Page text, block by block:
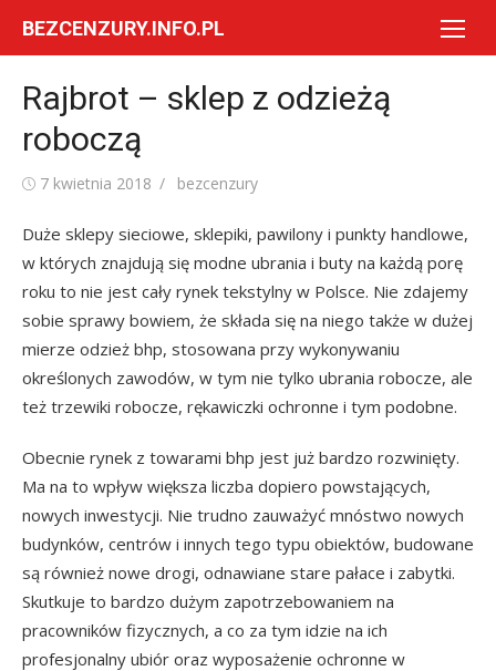
BEZCENZURY.INFO.PL
Rajbrot – sklep z odzieżą
roboczą
Posted
7 kwietnia 2018 Author
bezcenzury
Duże sklepy sieciowe, sklepiki, pawilony i punkty handlowe,
w których znajdują się modne ubrania i buty na każdą porę
roku to nie jest cały rynek tekstylny w Polsce. Nie zdajemy
sobie sprawy bowiem, że składa się na niego także w dużej
mierze odzież bhp, stosowana przy wykonywaniu
określonych zawodów, w tym nie tylko ubrania robocze, ale
też trzewiki robocze, rękawiczki ochronne i tym podobne.
Obecnie rynek z towarami bhp jest już bardzo rozwinięty.
Ma na to wpływ większa liczba dopiero powstających,
nowych inwestycji. Nie trudno zauważyć mnóstwo nowych
budynków, centrów i innych tego typu obiektów, budowane
są również nowe drogi, odnawiane stare pałace i zabytki.
Skutkuje to bardzo dużym zapotrzebowaniem na
pracowników fizycznych, a co za tym idzie na ich
profesjonalny ubiór oraz wyposażenie ochronne w